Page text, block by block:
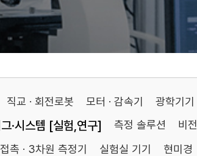
직교 · 회전로봇 모터 · 감속기 광학기기
·시스템 [실험,연구] 측정 솔루션
비
촉 · 3차원 측정기 실험실 기기 현미경